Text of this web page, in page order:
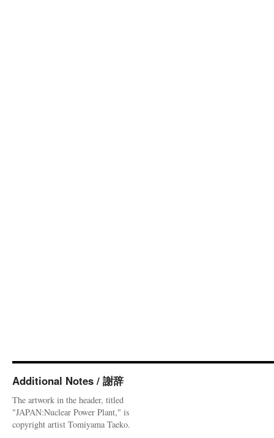
Additional Notes / 謝辞
The artwork in the header, titled
"JAPAN:Nuclear Power Plant," is
copyright artist Tomiyama Taeko.